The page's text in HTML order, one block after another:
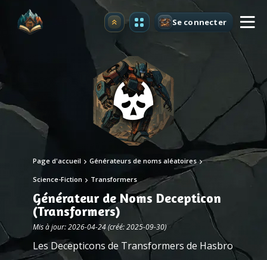
Premium Se connecter
Page d'accueil Générateurs de noms aléatoires
Science-Fiction Transformers
Générateur de Noms Decepticon
(Transformers)
Mis à jour: 2026-04-24 (créé: 2025-09-30)
Les Decepticons de Transformers de Hasbro